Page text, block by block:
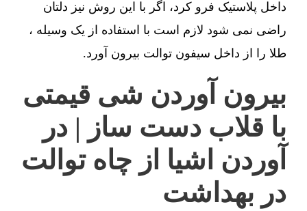
داخل پلاستیک فرو کرد، اگر با این روش نیز دلتان
راضی نمی شود لازم است با استفاده از یک وسیله ،
طلا را از داخل سیفون توالت بیرون آورد.
بیرون آوردن شی قیمتی
با قلاب دست ساز | در
آوردن اشیا از چاه توالت
در بهداشت